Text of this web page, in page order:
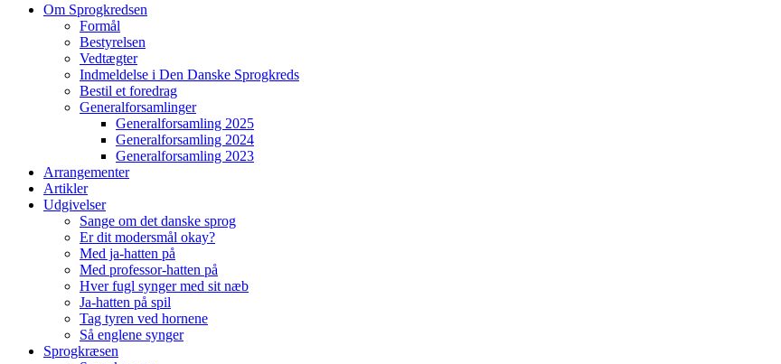
Om Sprogkredsen
Formål
Bestyrelsen
Vedtægter
Indmeldelse i Den Danske Sprogkreds
Bestil et foredrag
Generalforsamlinger
Generalforsamling 2025
Generalforsamling 2024
Generalforsamling 2023
Arrangementer
Artikler
Udgivelser
Sange om det danske sprog
Er dit modersmål okay?
Med ja-hatten på
Med professor-hatten på
Hver fugl synger med sit næb
Ja-hatten på spil
Tag tyren ved hornene
Så englene synger
Sprogkræsen